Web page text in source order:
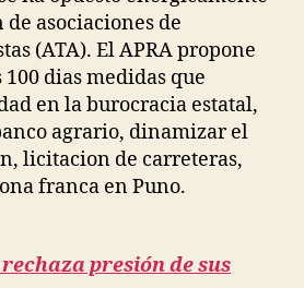
asociaciones de
(ATA). El APRA propone
dias medidas que
en la burocracia estatal,
agrario, dinamizar el
licitacion de carreteras,
franca en Puno.
presión de sus